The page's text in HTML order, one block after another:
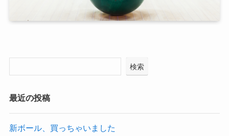
検索
最近の投稿
新ボール、買っちゃいました